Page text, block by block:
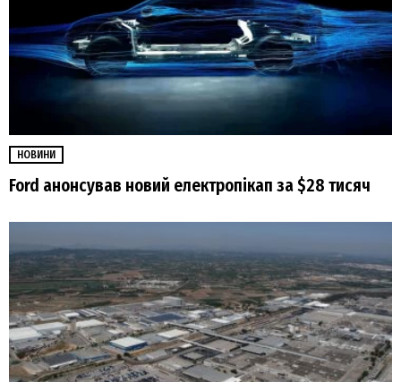
НОВИНИ
Ford анонсував новий електропікап за $28 тисяч